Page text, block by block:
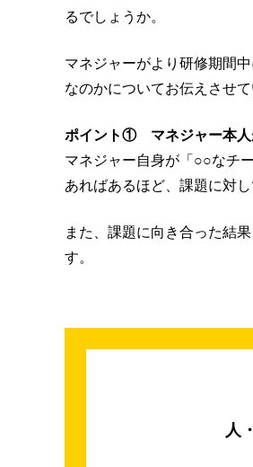
るでしょうか。
マネジャーがより研修期間
なのかについてお伝えさせて
ポイント① マネジャー本人
マネジャー自身が「○○なチ
あればあるほど、課題に対
また、課題に向き合った結
す。
人